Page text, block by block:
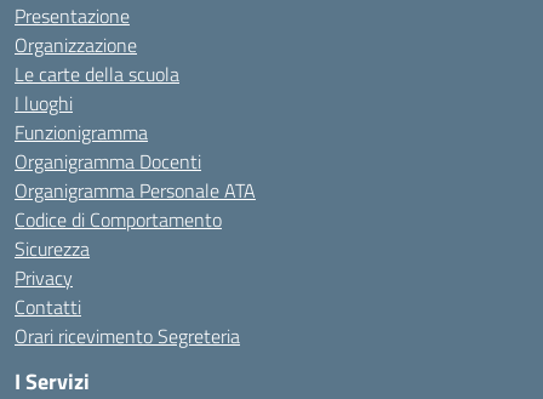
Presentazione
Organizzazione
Le carte della scuola
I luoghi
Funzionigramma
Organigramma Docenti
Organigramma Personale ATA
Codice di Comportamento
Sicurezza
Privacy
Contatti
Orari ricevimento Segreteria
I Servizi